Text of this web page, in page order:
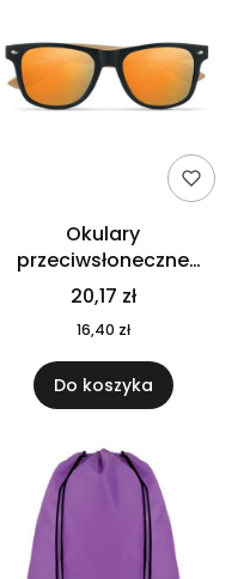
Okulary
przeciwsłoneczne
CALIFORNIA TOUCH
MO9617-10
20,17 zł
16,40 zł
Do koszyka